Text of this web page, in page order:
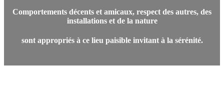
Comportements décents et amicaux, respect des autres, des
installations et de la nature
sont appropriés à ce lieu paisible invitant à la sérénité.